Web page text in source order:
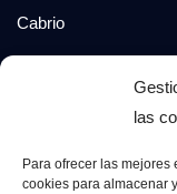
las
Para ofrecer las
cookies para almacenar
Cabrio